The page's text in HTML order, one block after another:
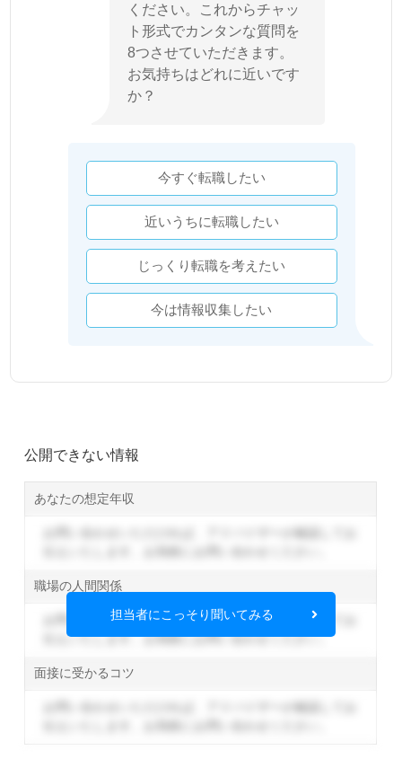
ください。これからチャッ
ト形式でカンタンな質問を
8つさせていただきます。
お気持ちはどれに近いです
か？
今すぐ転職したい
近いうちに転職したい
じっくり転職を考えたい
今は情報収集したい
公開できない情報
あなたの想定年収
職場の人間関係
お問い合わせいただければ、アドバイザーが確認してお
伝えいたします。お気軽にお問い合わせください。
面接に受かるコツ
担当者にこっそり聞いてみる